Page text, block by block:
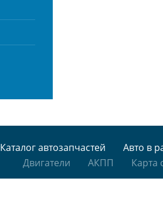
Каталог автозапчастей
Авто в
Двигатели
АКПП Карта